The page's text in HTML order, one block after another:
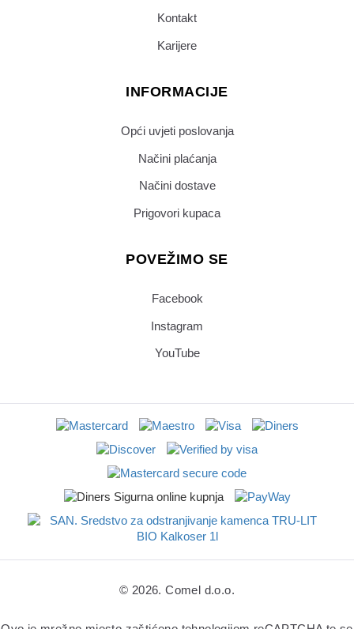
Kontakt
Karijere
INFORMACIJE
Opći uvjeti poslovanja
Načini plaćanja
Načini dostave
Prigovori kupaca
POVEŽIMO SE
Facebook
Instagram
YouTube
© 2026. Comel d.o.o.